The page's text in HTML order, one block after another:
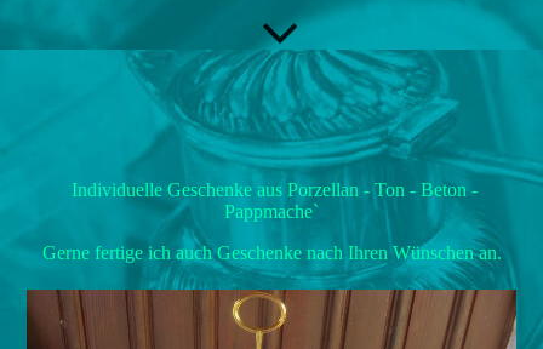
Individuelle Geschenke aus Porzellan - Ton - Beton -
Pappmache`
Gerne fertige ich auch Geschenke nach Ihren Wünschen an.